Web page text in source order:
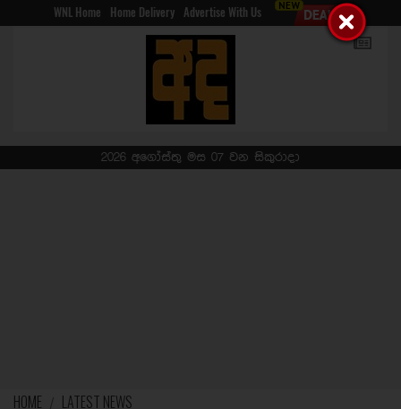
WNL Home Home Delivery Advertise With Us
2026 අගෝස්තු මස 07 වන සිකුරාදා
HOME LATEST NEWS